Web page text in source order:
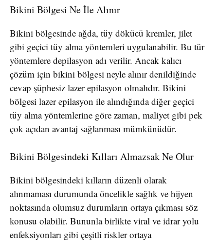
Bikini Bölgesi Ne İle Alınır
Bikini bölgesinde ağda, tüy dökücü kremler, jilet
gibi geçici tüy alma yöntemleri uygulanabilir. Bu tür
yöntemlere depilasyon adı verilir. Ancak kalıcı
çözüm için bikini bölgesi neyle alınır denildiğinde
cevap şüphesiz lazer epilasyon olmalıdır. Bikini
bölgesi lazer epilasyon ile alındığında diğer geçici
tüy alma yöntemlerine göre zaman, maliyet gibi pek
çok açıdan avantaj sağlanması mümkünüdür.
Bikini Bölgesindeki Kılları Almazsak Ne Olur
Bikini bölgesindeki kılların düzenli olarak
alınmaması durumunda öncelikle sağlık ve hijyen
noktasında olumsuz durumların ortaya çıkması söz
konusu olabilir. Bununla birlikte viral ve idrar yolu
enfeksiyonları gibi çeşitli riskler ortaya